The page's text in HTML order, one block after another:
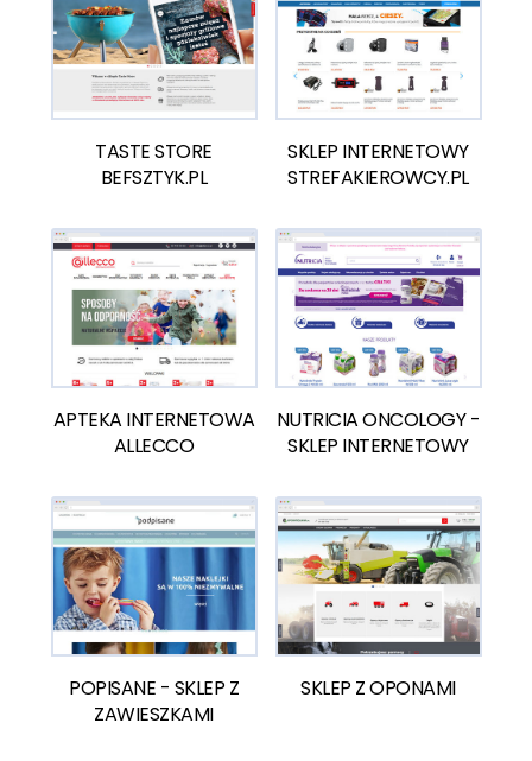
TASTE STORE
BEFSZTYK.PL
SKLEP INTERNETOWY
STREFAKIEROWCY.PL
APTEKA INTERNETOWA
ALLECCO
NUTRICIA ONCOLOGY -
SKLEP INTERNETOWY
POPISANE - SKLEP Z
ZAWIESZKAMI
SKLEP Z OPONAMI